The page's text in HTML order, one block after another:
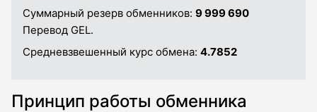
Суммарный резерв обменников: 9 999 690
Перевод GEL.
Средневзвешенный курс обмена: 4.7852
Принцип работы обменника